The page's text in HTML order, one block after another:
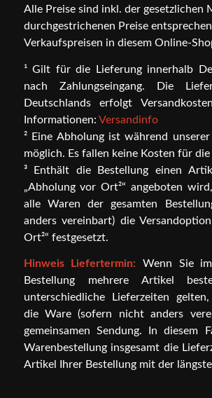
Alle Preise sind inkl. der gesetzlichen
durchgestrichenen Preise
Verkaufspreisen in diesem Online-
¹ Gilt für die Lieferung innerhalb
nach Zahlungseingang. Die
Deutschlands erfolgt
Informationen: Versandinfo
² Eine Abholung ist während
möglich. Es fallen keine Kosten für
³ Enthält die Bestellung einen
„Abholung vor Ort²“ angeboten
alle Waren der gesamten
anders vereinbart) die
Ort²“ festgesetzt.
Hinweis Liefertermin: Wenn Sie
Bestellung mehrere Artikel
unterschiedliche Lieferzeiten
die Ware (sofern nicht anders
gemeinsamen Sendung. In diesem
Warenbestellung insgesamt die
Artikel Ihrer Bestellung mit der